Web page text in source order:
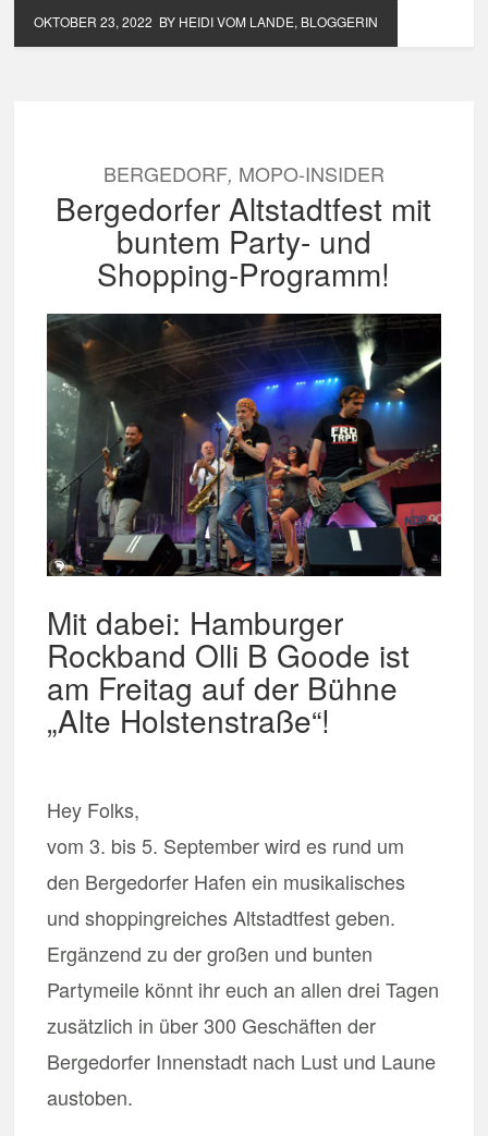
OKTOBER 23, 2022 BY HEIDI VOM LANDE, BLOGGERIN
BERGEDORF, MOPO-INSIDER
Bergedorfer Altstadtfest mit
buntem Party- und
Shopping-Programm!
Mit dabei: Hamburger
Rockband Olli B Goode ist
am Freitag auf der Bühne
„Alte Holstenstraße“!
Hey Folks,
vom 3. bis 5. September wird es rund um
den Bergedorfer Hafen ein musikalisches
und shoppingreiches Altstadtfest geben.
Ergänzend zu der großen und bunten
Partymeile könnt ihr euch an allen drei Tagen
zusätzlich in über 300 Geschäften der
Bergedorfer Innenstadt nach Lust und Laune
austoben.